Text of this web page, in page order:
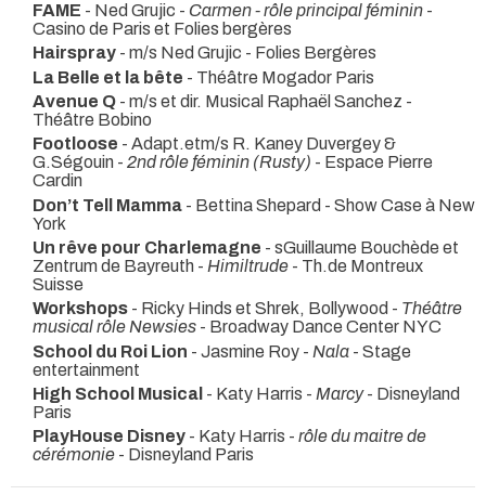
FAME - Ned Grujic - Carmen - rôle principal féminin -
Casino de Paris et Folies bergères
Hairspray - m/s Ned Grujic - Folies Bergères
La Belle et la bête - Théâtre Mogador Paris
Avenue Q - m/s et dir. Musical Raphaël Sanchez -
Théâtre Bobino
Footloose - Adapt.etm/s R. Kaney Duvergey &
G.Ségouin - 2nd rôle féminin (Rusty) - Espace Pierre
Cardin
Don’t Tell Mamma - Bettina Shepard - Show Case à New
York
Un rêve pour Charlemagne - sGuillaume Bouchède et
Zentrum de Bayreuth - Himiltrude - Th.de Montreux
Suisse
Workshops - Ricky Hinds et Shrek, Bollywood - Théâtre
musical rôle Newsies - Broadway Dance Center NYC
School du Roi Lion - Jasmine Roy - Nala - Stage
entertainment
High School Musical - Katy Harris - Marcy- Disneyland
Paris
PlayHouse Disney - Katy Harris - rôle du maitre de
cérémonie - Disneyland Paris